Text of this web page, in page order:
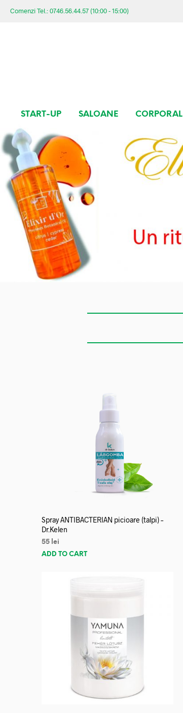
Comenzi Tel.: 0746.56.44.57 (10:00 - 15:00)
START-UP SALOANE CORPORAL
Spray ANTIBACTERIAN picioare (talpi) –
Dr.Kelen
55 lei
ADD TO CART